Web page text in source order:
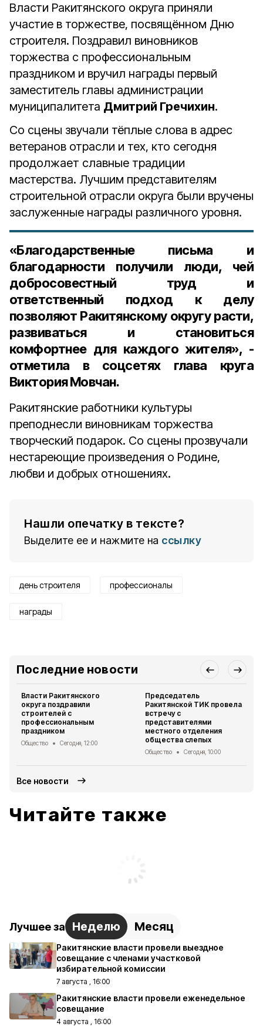
Власти Ракитянского округа приняли
участие в торжестве, посвящённом Дню
строителя. Поздравил виновников
торжества с профессиональным
праздником и вручил награды первый
заместитель главы администрации
муниципалитета Дмитрий Гречихин.
Со сцены звучали тёплые слова в адрес
ветеранов отрасли и тех, кто сегодня
продолжает славные традиции
мастерства. Лучшим представителям
строительной отрасли округа были вручены
заслуженные награды различного уровня.
«Благодарственные письма и
благодарности получили люди, чей
добросовестный труд и
ответственный подход к делу
позволяют Ракитянскому округу расти,
развиваться и становиться
комфортнее для каждого жителя», -
отметила в соцсетях глава круга
Виктория Мовчан.
Ракитянские работники культуры
преподнесли виновникам торжества
творческий подарок. Со сцены прозвучали
нестареющие произведения о Родине,
любви и добрых отношениях.
Нашли опечатку в тексте?
Выделите ее и нажмите на ссылку
день строителя профессионалы
награды
Последние новости
Власти Ракитянского
округа поздравили
строителей с
профессиональным
праздником
Общество Сегодня, 12:00
Председатель
Ракитянской ТИК провела
встречу с
представителями
местного отделения
общества слепых
Общество Сегодня, 10:00
Все новости
Читайте также
Лучшее за Неделю Месяц
Ракитянские власти провели выездное
совещание с членами участковой
избирательной комиссии
7 августа , 16:00
Ракитянские власти провели еженедельное
совещание
4 августа , 16:00